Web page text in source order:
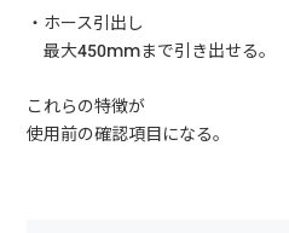
・ホース引出し
最大450mmまで引き出せる。
これらの特徴が
使用前の確認項目になる。